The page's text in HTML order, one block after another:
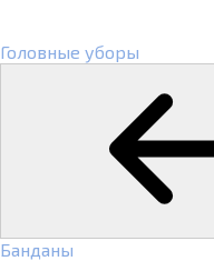
Головные уборы
Банданы